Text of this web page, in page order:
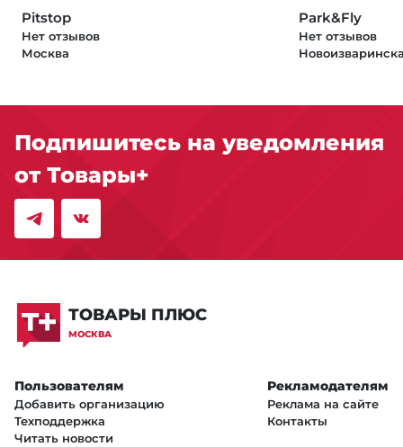
Pitstop
Нет отзывов
Москва
Park&Fly
Нет отзывов
Подпишитесь на уведомления
от Товары+
ТОВАРЫ ПЛЮС
МОСКВА
Пользователям
Добавить организацию
Техподдержка
Читать новости
Рекламодателям
Реклама на сайте
Контакты